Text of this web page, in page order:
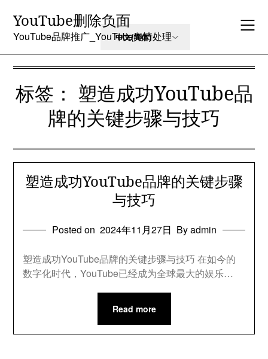
content
YouTube删除负面
YouTube品牌推广_YouTube舆情处理
标签： 塑造成功YouTube品
牌的关键步骤与技巧
塑造成功YouTube品牌的关键步骤
与技巧
Posted on 2024年11月27日 By admin
塑造成功YouTube品牌的关键步骤与技巧 在如今的
数字化时代，YouTube已经成为全球最大的娱乐…
Read more